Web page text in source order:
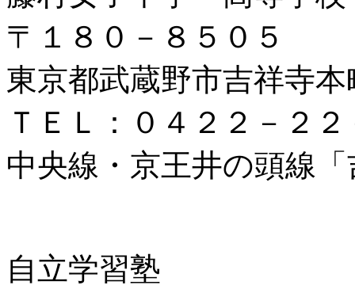
〒１８０－８５０５
東京都武蔵野市吉祥寺
ＴＥＬ：０４２２－２
中央線・京王井の頭線
自立学習塾